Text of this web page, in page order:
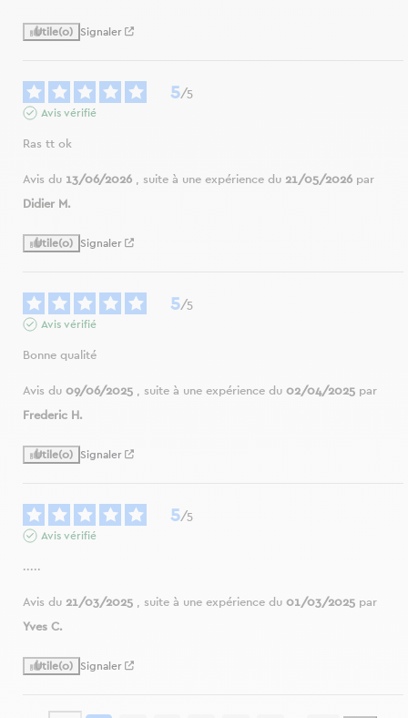
Utile(0) Signaler
5/5
Avis vérifié
Ras tt ok
Avis du 13/06/2026 , suite à une expérience du 21/05/2026 par
Didier M.
Utile(0) Signaler
5/5
Avis vérifié
Bonne qualité
Avis du 09/06/2025 , suite à une expérience du 02/04/2025 par
Frederic H.
Utile(0) Signaler
5/5
Avis vérifié
.....
Avis du 21/03/2025 , suite à une expérience du 01/03/2025 par
Yves C.
Utile(0) Signaler